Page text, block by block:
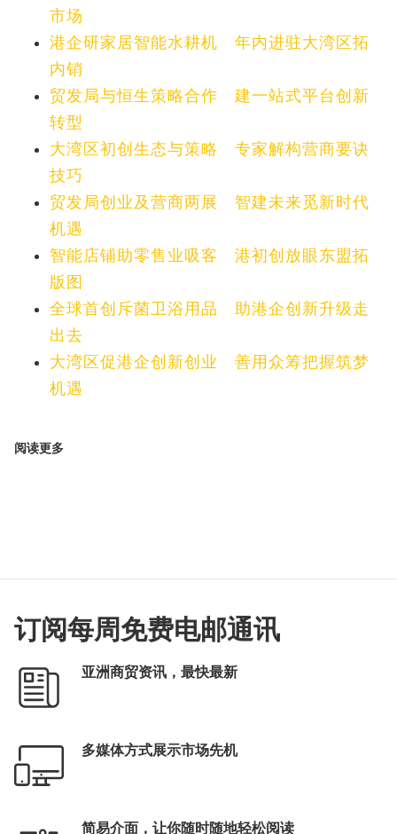
市场
港企研家居智能水耕机 年内进驻大湾区拓
内销
贸发局与恒生策略合作 建一站式平台创新
转型
大湾区初创生态与策略 专家解构营商要诀
技巧
贸发局创业及营商两展 智建未来觅新时代
机遇
智能店铺助零售业吸客 港初创放眼东盟拓
版图
全球首创斥菌卫浴用品 助港企创新升级走
出去
大湾区促港企创新创业 善用众筹把握筑梦
机遇
阅读更多
订阅每周免费电邮通讯
亚洲商贸资讯，最快最新
多媒体方式展示市场先机
简易介面，让你随时随地轻松阅读